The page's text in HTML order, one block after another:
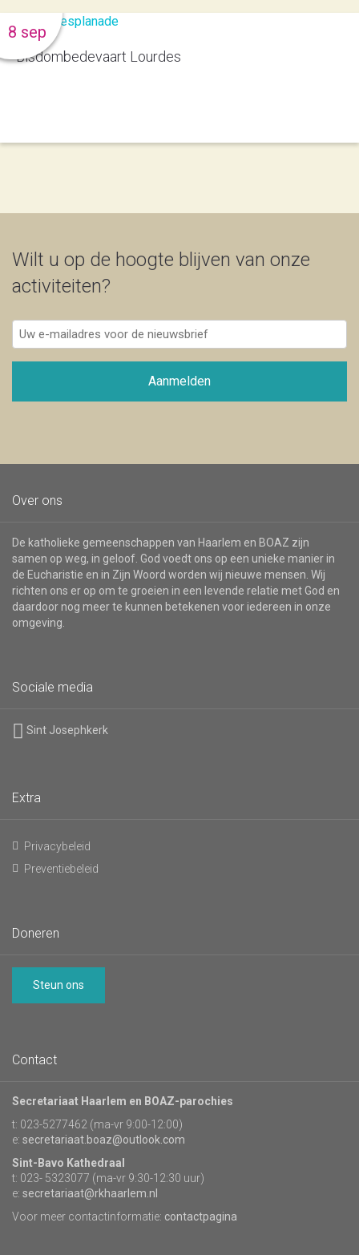
Bisdombedevaart Lourdes
8 sep
Wilt u op de hoogte blijven van onze
activiteiten?
Uw
e-
mailadres
de
Aanmelden
Over ons
De katholieke gemeenschappen van Haarlem en BOAZ zijn
samen op weg, in geloof. God voedt ons op een unieke manier in
de Eucharistie en in Zijn Woord worden wij nieuwe mensen. Wij
richten ons er op om te groeien in een levende relatie met God en
daardoor nog meer te kunnen betekenen voor iedereen in onze
omgeving.
Sociale media
Sint Josephkerk
Extra
Privacybeleid
Preventiebeleid
Doneren
Steun ons
Contact
Secretariaat Haarlem en BOAZ-parochies
t: 023-5277462 (ma-vr 9:00-12:00)
e: secretariaat.boaz@outlook.com
Sint-Bavo Kathedraal
t: 023- 5323077 (ma-vr 9:30-12:30 uur)
e: secretariaat@rkhaarlem.nl
Voor meer contactinformatie: contactpagina